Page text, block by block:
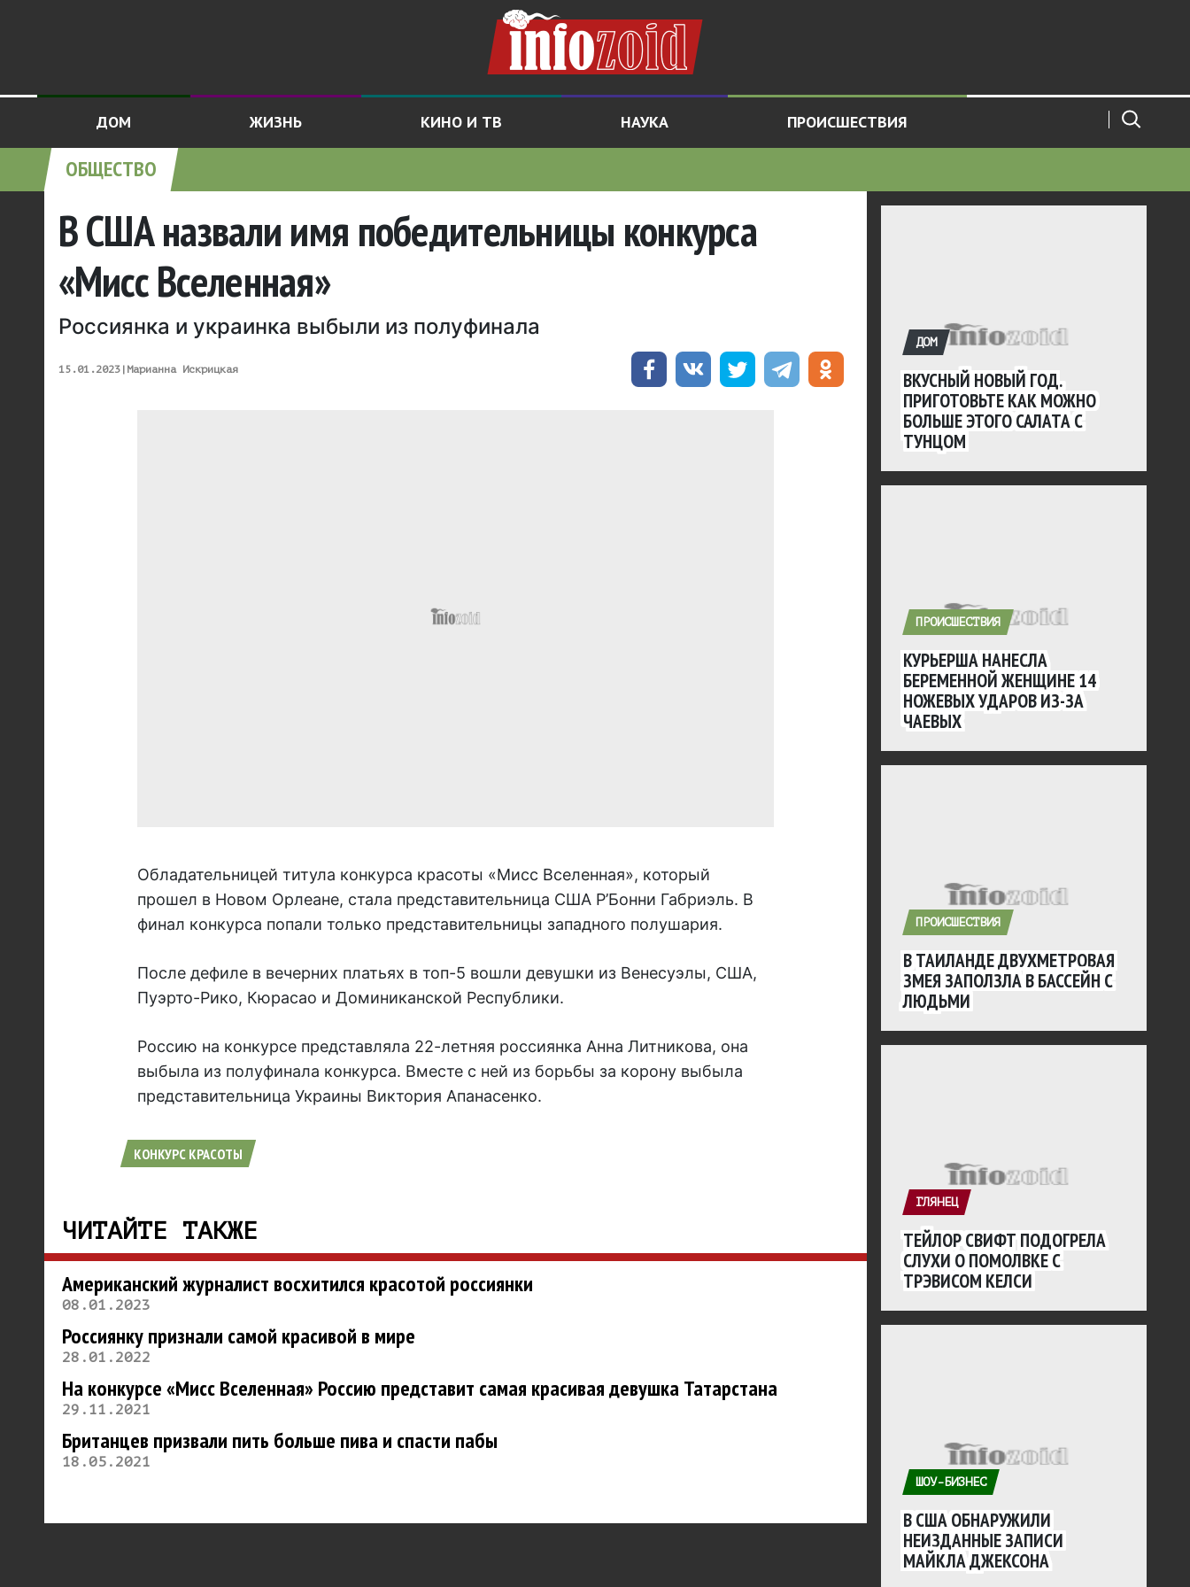
ДОМ ЖИЗНЬ КИНО И ТВ НАУКА ПРОИСШЕСТВИЯ
ОБЩЕСТВО
В США назвали имя победительницы конкурса
«Мисс Вселенная»
Россиянка и украинка выбыли из полуфинала
15.01.2023| Марианна Искрицкая
Обладательницей титула конкурса красоты «Мисс Вселенная», который
прошел в Новом Орлеане, стала представительница США Р’Бонни Габриэль. В
финал конкурса попали только представительницы западного полушария.
После дефиле в вечерних платьях в топ-5 вошли девушки из Венесуэлы, США,
Пуэрто-Рико, Кюрасао и Доминиканской Республики.
Россию на конкурсе представляла 22-летняя россиянка Анна Литникова, она
выбыла из полуфинала конкурса. Вместе с ней из борьбы за корону выбыла
представительница Украины Виктория Апанасенко.
КОНКУРС КРАСОТЫ
ЧИТАЙТЕ ТАКЖЕ
Американский журналист восхитился красотой россиянки
08.01.2023
Россиянку признали самой красивой в мире
28.01.2022
На конкурсе «Мисс Вселенная» Россию представит самая красивая девушка Татарстана
29.11.2021
Британцев призвали пить больше пива и спасти пабы
18.05.2021
ДОМ
ВКУСНЫЙ НОВЫЙ ГОД.
ПРИГОТОВЬТЕ КАК МОЖНО
БОЛЬШЕ ЭТОГО САЛАТА С
ТУНЦОМ
ПРОИСШЕСТВИЯ
КУРЬЕРША НАНЕСЛА
БЕРЕМЕННОЙ ЖЕНЩИНЕ 14
НОЖЕВЫХ УДАРОВ ИЗ-ЗА
ЧАЕВЫХ
ПРОИСШЕСТВИЯ
В ТАИЛАНДЕ ДВУХМЕТРОВАЯ
ЗМЕЯ ЗАПОЛЗЛА В БАССЕЙН С
ЛЮДЬМИ
ГЛЯНЕЦ
ТЕЙЛОР СВИФТ ПОДОГРЕЛА
СЛУХИ О ПОМОЛВКЕ С
ТРЭВИСОМ КЕЛСИ
ШОУ-БИЗНЕС
В США ОБНАРУЖИЛИ
НЕИЗДАННЫЕ ЗАПИСИ
МАЙКЛА ДЖЕКСОНА